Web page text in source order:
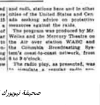
صحيفة نيويورك